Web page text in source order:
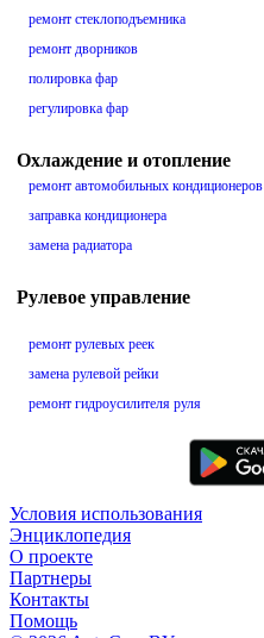
ремонт стеклоподъемника
ремонт дворников
полировка фар
регулировка фар
Охлаждение и отопление
ремонт автомобильных кондиционеров
заправка кондиционера
замена радиатора
Рулевое управление
ремонт рулевых реек
замена рулевой рейки
ремонт гидроусилителя руля
Условия использования
Энциклопедия
О проекте
Партнеры
Контакты
Помощь